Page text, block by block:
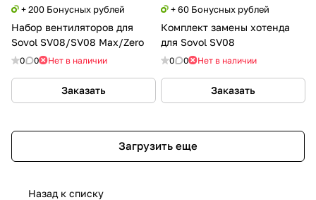
+ 200 Бонусных рублей
Набор вентиляторов для
Sovol SV08/SV08 Max/Zero
0 0 Нет в наличии
Заказать
+ 60 Бонусных рублей
Комплект замены хотенда
для Sovol SV08
0 0 Нет в наличии
Заказать
Загрузить еще
Назад к списку